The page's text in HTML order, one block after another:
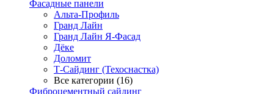
Фасадные панели
Альта-Профиль
Гранд Лайн
Гранд Лайн Я-Фасад
Дёке
Доломит
Т-Сайдинг (Техоснастка)
Все категории (16)
Фиброцементный сайдинг